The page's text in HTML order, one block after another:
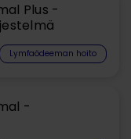
Plus -
Lymfaödeeman hoito
-